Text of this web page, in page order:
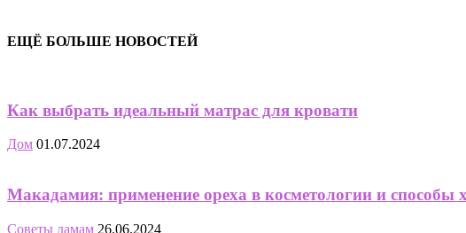
ЕЩЁ БОЛЬШЕ НОВОСТЕЙ
Как выбрать идеальный матрас для кровати
Дом 01.07.2024
Макадамия: применение ореха в косметологии и способы
Советы дамам 26.06.2024